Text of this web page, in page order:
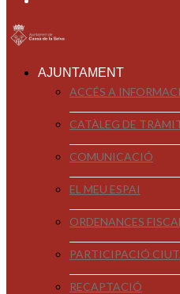
AJUNTAMENT
ACCÉS A
CATÀLEG DE
COMUNICACIÓ
EL MEU ESPAI
ORDENANCES
PARTICIPACIÓ
RECAPTACIÓ